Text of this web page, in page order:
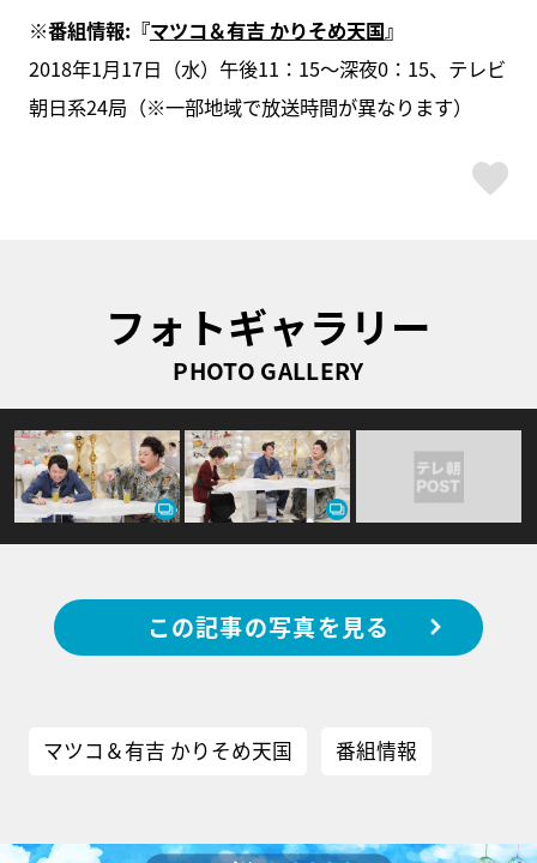
※番組情報:『マツコ＆有吉 かりそめ天国』
2018年1月17日（水）午後11：15～深夜0：15、テレビ
朝日系24局（※一部地域で放送時間が異なります）
フォトギャラリー
PHOTO GALLERY
この記事の写真を見る
マツコ＆有吉 かりそめ天国 番組情報